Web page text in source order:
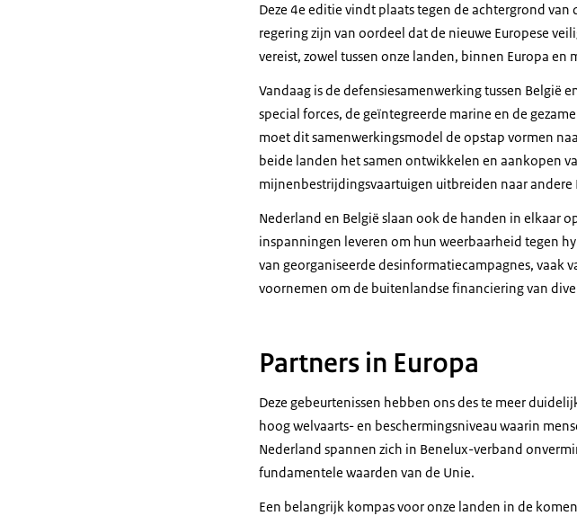
Deze 4e editie vindt plaats tegen de achtergrond van
regering zijn van oordeel dat de nieuwe Europese
vereist, zowel tussen onze landen, binnen Europa
Vandaag is de defensiesamenwerking tussen België
special forces, de geïntegreerde marine en de
moet dit samenwerkingsmodel de opstap vormen
beide landen het samen ontwikkelen en aankopen
mijnenbestrijdingsvaartuigen uitbreiden naar andere
Nederland en België slaan ook de handen in elkaar
inspanningen leveren om hun weerbaarheid tegen
van georganiseerde desinformatiecampagnes,
voornemen om de buitenlandse financiering van
Partners in Europa
Deze gebeurtenissen hebben ons des te meer
hoog welvaarts- en beschermingsniveau waarin
Nederland spannen zich in Benelux-verband
fundamentele waarden van de Unie.
Een belangrijk kompas voor onze landen in de